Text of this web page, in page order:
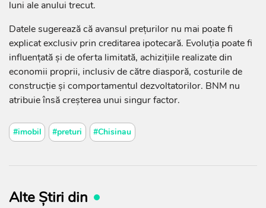
luni ale anului trecut.
Datele sugerează că avansul prețurilor nu mai poate fi
explicat exclusiv prin creditarea ipotecară. Evoluția poate fi
influențată și de oferta limitată, achizițiile realizate din
economii proprii, inclusiv de către diasporă, costurile de
construcție și comportamentul dezvoltatorilor. BNM nu
atribuie însă creșterea unui singur factor.
#imobil #preturi #Chisinau
Alte Știri din